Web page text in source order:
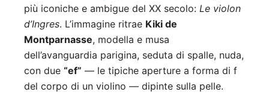
più iconiche e ambigue del XX secolo: Le violon
d’Ingres. L’immagine ritrae Kiki de
Montparnasse, modella e musa
dell’avanguardia parigina, seduta di spalle, nuda,
con due “ef” — le tipiche aperture a forma di f
del corpo di un violino — dipinte sulla pelle.